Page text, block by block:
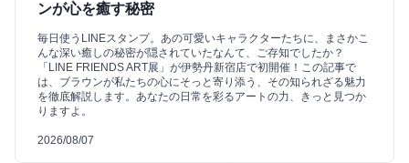
ンが心を癒す秘密
毎日使うLINEスタンプ。あの可愛いキャラクターたちに、まさかこ
んな深い癒しの秘密が隠されていたなんて、ご存知でしたか？
「LINE FRIENDS ART展」が伊勢丹新宿店で初開催！この記事で
は、ブラウンが私たちの心にそっと寄り添う、その知られざる魅力
を徹底解説します。あなたの日常を彩るアートの力、きっと見つか
りますよ。
2026/08/07